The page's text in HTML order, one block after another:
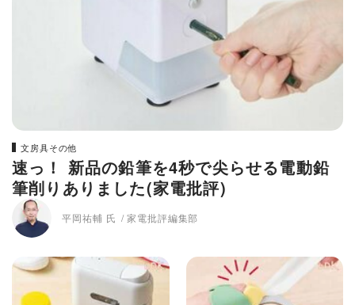
文房具その他
速っ！ 新品の鉛筆を4秒で尖らせる電動鉛
筆削りありました(家電批評)
平岡祐輔 氏 家電批評編集部